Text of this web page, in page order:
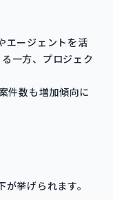
エージェントを活
一方、プロジェク
件数も増加傾向に
挙げられます。